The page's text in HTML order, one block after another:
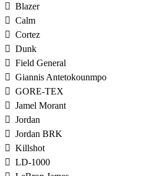
Blazer
Calm
Cortez
Dunk
Field General
Giannis Antetokounmpo
GORE-TEX
Jamel Morant
Jordan
Jordan BRK
Killshot
LD-1000